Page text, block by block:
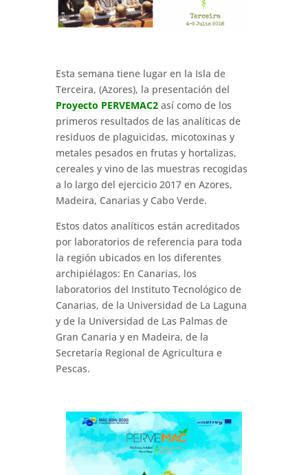
Esta semana tiene lugar en la Isla de
Terceira, (Azores), la presentación del
Proyecto PERVEMAC2así como de los
primeros resultados de las analíticas de
residuos de plaguicidas, micotoxinas y
metales pesados en frutas y hortalizas,
cereales y vino de las muestras recogidas
a lo largo del ejercicio 2017 en Azores,
Madeira, Canarias y Cabo Verde.
Estos datos analíticos están acreditados
por laboratorios de referencia para toda
la región ubicados en los diferentes
archipiélagos: En Canarias, los
laboratorios del Instituto Tecnológico de
Canarias, de la Universidad de La Laguna
y de la Universidad de Las Palmas de
Gran Canaria y en Madeira, de la
Secretaría Regional de Agricultura e
Pescas.